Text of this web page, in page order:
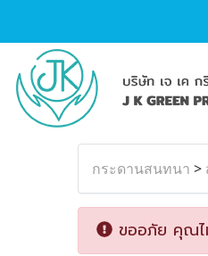
กระดานสนทนา >
ขออภัย คุณไ